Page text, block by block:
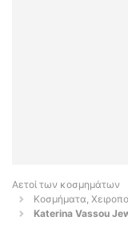
Αετοί των κοσμημάτων
Κοσμήματα,
Katerina Vassou